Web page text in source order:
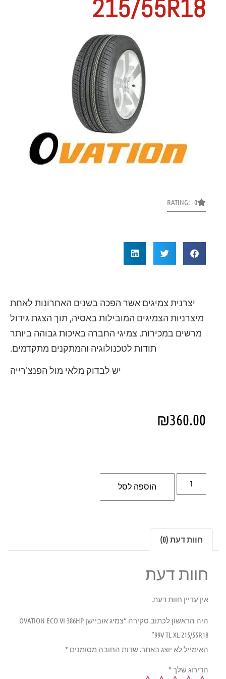
215/55R18
RATING: 0
יצרנית צמיגים אשר הפכה בשנים האחרונות לאחת
מיצרניות הצמיגים המובילות באסיה, תוך הצגת גידול
מרשים במכירות. צמיגי החברה באיכות גבוהה ביותר
תודות לטכנולוגיה והמתקנים מתקדמים.
יש לבדוק מלאי מול הפנצ'רייה
₪360.00
הוספה לסל
חוות דעת (0)
חוות דעת
אין עדיין חוות דעת.
היה הראשון לכתוב סקירה “צמיג אוביישן OVATION ECO VI 386HP
99V TL XL 215/55R18”
האימייל לא יוצג באתר.שדות החובה מסומנים*
הדירוג שלך*